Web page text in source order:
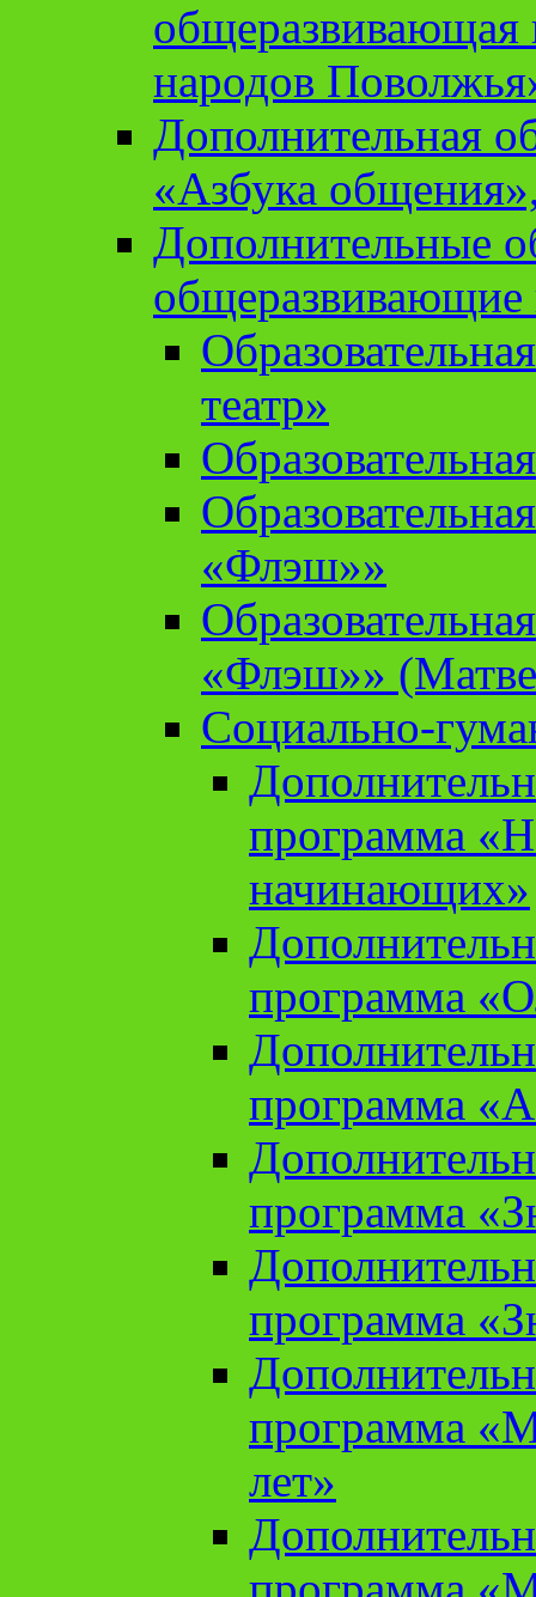
народов
Дополнительная
«Азбука
Дополнительные
театр»
«Флэш»»
«Флэш»»
Социально-
программа
начинающих»
программа
программа
программа
программа
программа
лет»